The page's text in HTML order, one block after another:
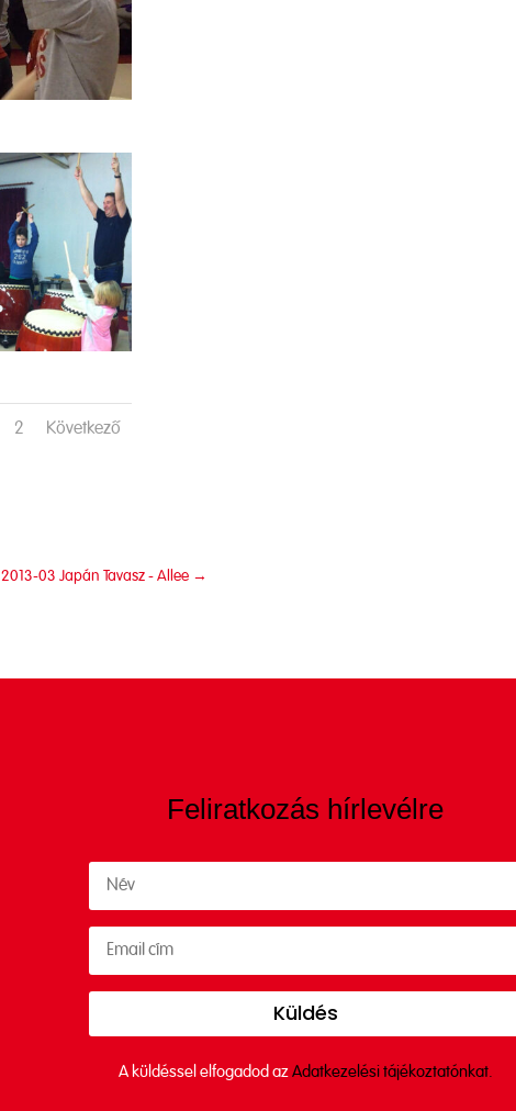
2 Következő
2013-03 Japán Tavasz - Allee →
Feliratkozás hírlevélre
Küldés
A küldéssel elfogadod az Adatkezelési tájékoztatónkat.